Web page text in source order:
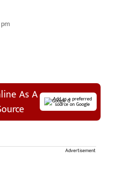
pm
As A
Add as a preferred
source on Google
Advertisement